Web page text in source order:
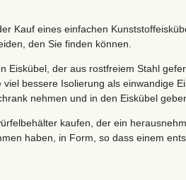
Kauf eines einfachen
den Sie finden können.
der aus rostfreiem Stahl
bessere Isolierung als einwandige
nehmen und in den Eiskübel
kaufen, der ein
haben, in Form, so dass einem